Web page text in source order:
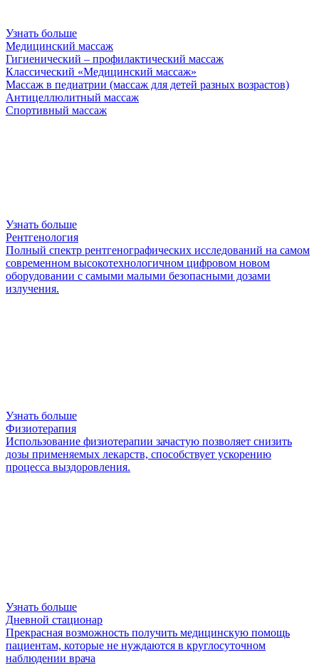
Узнать больше
Медицинский массаж
Гигиенический – профилактический массаж
Классический «Медицинский массаж»
Массаж в педиатрии (массаж для детей разных возрастов)
Антицеллюлитный массаж
Спортивный массаж
Узнать больше
Рентгенология
Полный спектр рентгенографических исследований на самом
современном высокотехнологичном цифровом новом
оборудовании с самыми малыми безопасными дозами
излучения.
Узнать больше
Физиотерапия
Использование физиотерапии зачастую позволяет снизить
дозы применяемых лекарств, способствует ускорению
процесса выздоровления.
Узнать больше
Дневной стационар
Прекрасная возможность получить медицинскую помощь
пациентам, которые не нуждаются в круглосуточном
наблюдении врача